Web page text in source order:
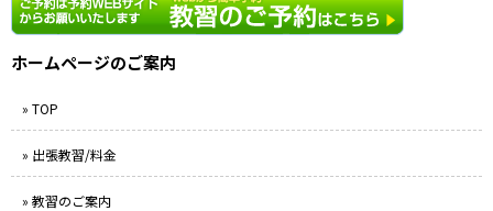
ホームページのご案内
» TOP
» 出張教習/料金
» 教習のご案内